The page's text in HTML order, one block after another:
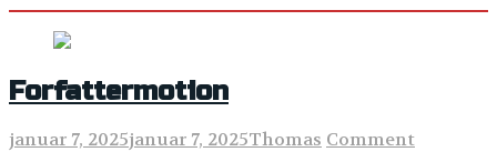
Forfattermotion
januar 7, 2025januar 7, 2025Thomas Comment